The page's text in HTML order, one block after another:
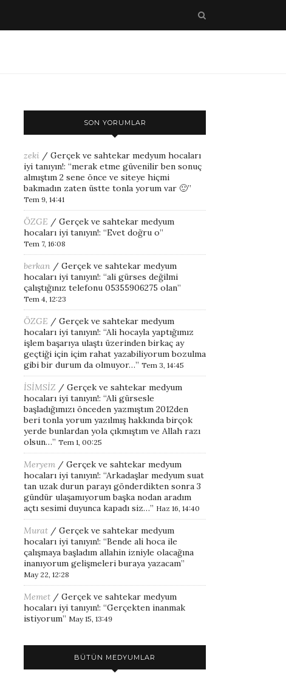
SON YORUMLAR
zeki / Gerçek ve sahtekar medyum hocaları
iyi tanıyın!: “merak etme güvenilir ben sonuç
almıştım 2 sene önce ve siteye hiçmi
bakmadın zaten üstte tonla yorum var 🙂”
Tem 9, 14:41
ÖZGE / Gerçek ve sahtekar medyum
hocaları iyi tanıyın!: “Evet doğru o”
Tem 7, 16:08
berkan / Gerçek ve sahtekar medyum
hocaları iyi tanıyın!: “ali gürses değilmi
çalıştığınız telefonu 05355906275 olan”
Tem 4, 12:23
ÖZGE / Gerçek ve sahtekar medyum
hocaları iyi tanıyın!: “Ali hocayla yaptığımız
işlem başarıya ulaştı üzerinden birkaç ay
geçtiği için içim rahat yazabiliyorum bozulma
gibi bir durum da olmuyor…” Tem 3, 14:45
İSİMSİZ / Gerçek ve sahtekar medyum
hocaları iyi tanıyın!: “Ali gürsesle
başladığımızı önceden yazmıştım 2012den
beri tonla yorum yazılmış hakkında birçok
yerde bunlardan yola çıkmıştım ve Allah razı
olsun…” Tem 1, 00:25
Meryem / Gerçek ve sahtekar medyum
hocaları iyi tanıyın!: “Arkadaşlar medyum suat
tan uzak durun parayı gönderdikten sonra 3
gündür ulaşamıyorum başka nodan aradım
açtı sesimi duyunca kapadı siz…” Haz 16, 14:40
Murat / Gerçek ve sahtekar medyum
hocaları iyi tanıyın!: “Bende ali hoca ile
çalışmaya başladım allahin izniyle olacağına
inanıyorum gelişmeleri buraya yazacam”
May 22, 12:28
Memet / Gerçek ve sahtekar medyum
hocaları iyi tanıyın!: “Gerçekten inanmak
istiyorum” May 15, 13:49
BÜTÜN MEDYUMLAR